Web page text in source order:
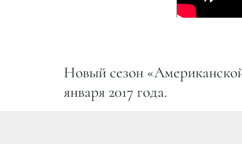
Новый сезон
января 2017 года.